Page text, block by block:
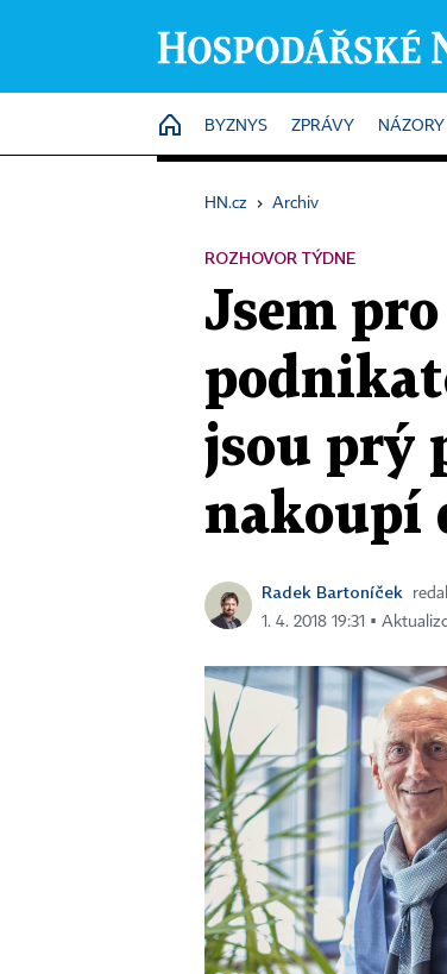
HOME
BYZNYS ZPRÁVY NÁZORY
HN.cz › Archiv
ROZHOVOR TÝDNE
Jsem
jsou prý
nakoupí
Radek Bartoníček
1. 4. 2018 19:31 ▪